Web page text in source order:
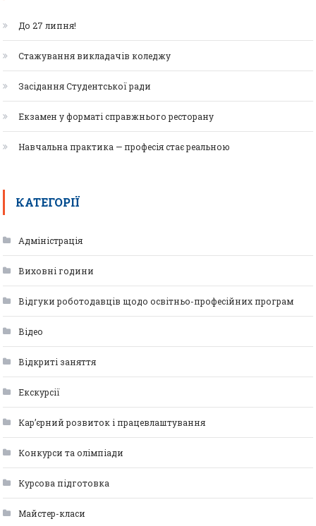
До 27 липня!
Стажування викладачів коледжу
Засідання Студентської ради
Екзамен у форматі справжнього ресторану
Навчальна практика — професія стає реальною
КАТЕГОРІЇ
Адміністрація
Виховні години
Відгуки роботодавців щодо освітньо-професійних програм
Відео
Відкриті заняття
Екскурсії
Кар’єрний розвиток і працевлаштування
Конкурси та олімпіади
Курсова підготовка
Майстер-класи